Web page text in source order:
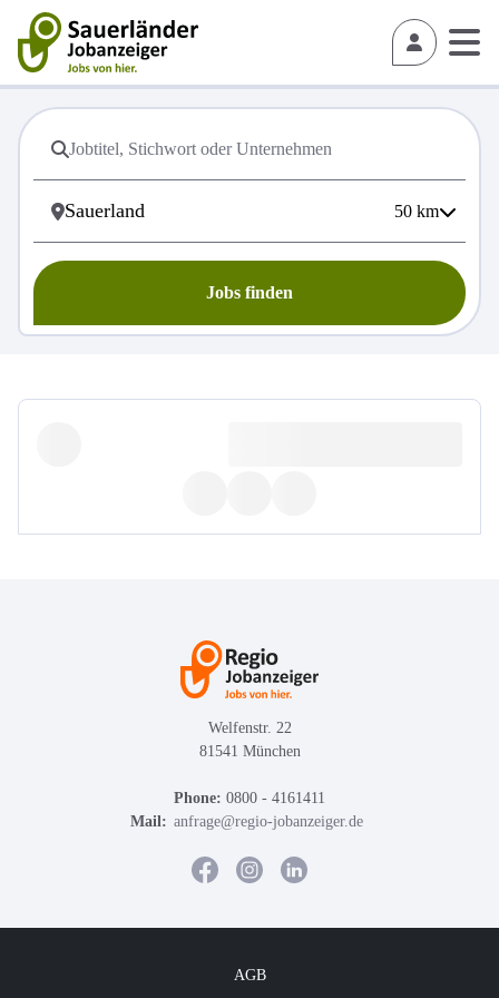
50 km
Jobs finden
Welfenstr. 22
81541 München
Phone: 0800 - 4161411
Mail: anfrage@regio-jobanzeiger.de
AGB